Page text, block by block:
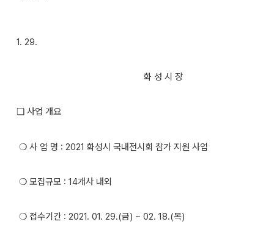
1. 29.
화 성 시 장
❏ 사업 개요
❍ 사 업 명 : 2021 화성시 국내전시회 참가 지원 사업
❍ 모집규모 : 14개사 내외
❍ 접수기간 : 2021. 01. 29.(금) ~ 02. 18.(목)